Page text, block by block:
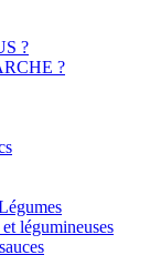
?
?
légumineuses